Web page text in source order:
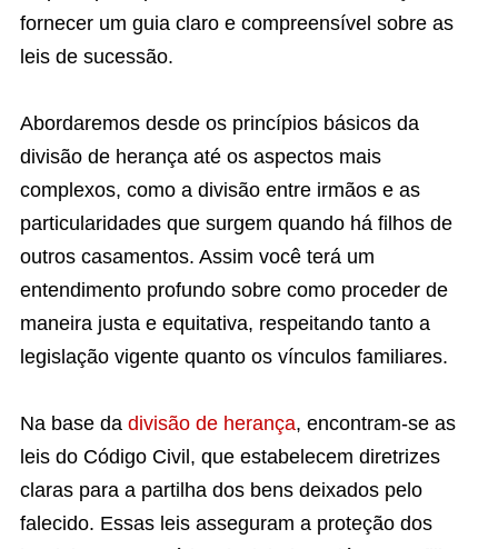
fornecer um guia claro e compreensível sobre as
leis de sucessão.
Abordaremos desde os princípios básicos da
divisão de herança até os aspectos mais
complexos, como a divisão entre irmãos e as
particularidades que surgem quando há filhos de
outros casamentos. Assim você terá um
entendimento profundo sobre como proceder de
maneira justa e equitativa, respeitando tanto a
legislação vigente quanto os vínculos familiares.
Na base da divisão de herança, encontram-se as
leis do Código Civil, que estabelecem diretrizes
claras para a partilha dos bens deixados pelo
falecido. Essas leis asseguram a proteção dos